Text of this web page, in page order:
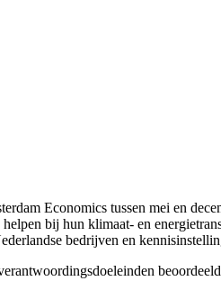
Economics tussen mei en
bij hun klimaat- en
bedrijven en